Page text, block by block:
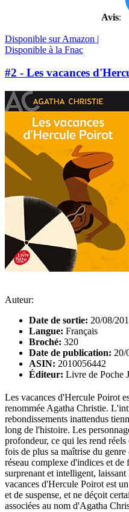
Avis:
Disponible sur Amazon |
Disponible à la Fnac
#2 - Les vacances
Auteur:
Date de sortie: 20/08/
Langue: Français
Broché: 320
Date de publication: 20/
ASIN: 2010056442
Éditeur: Livre de Poche
Les vacances d'Hercule Poirot
renommée Agatha Christie.
rebondissements inattendus
long de l'histoire. Les
profondeur, ce qui les rend
fois de plus sa maîtrise du
réseau complexe d'indices et de
surprenant et intelligent,
vacances d'Hercule Poirot est
et de suspense, et ne déçoit
associées au nom d'Agatha